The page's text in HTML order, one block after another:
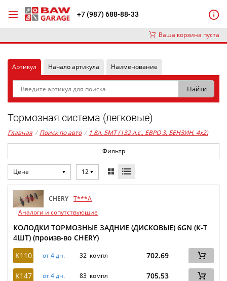
+7 (987) 688-88-33
Ваша корзина пуста
Артикул Начало артикула Наименование
Тормозная система (легковые)
Главная / Поиск по авто / 1,8л. 5MT (132 л.с., ЕВРО 3, БЕНЗИН, 4x2)
Фильтр
Цене 12
CHERY T***A
Аналоги и сопутствующие
КОЛОДКИ ТОРМОЗНЫЕ ЗАДНИЕ (ДИСКОВЫЕ) 6GN (К-Т
4ШТ) (произв-во CHERY)
K110
от 4 дн. 32 компл 702.69
K147 от 4 дн. 83 компл 705.53